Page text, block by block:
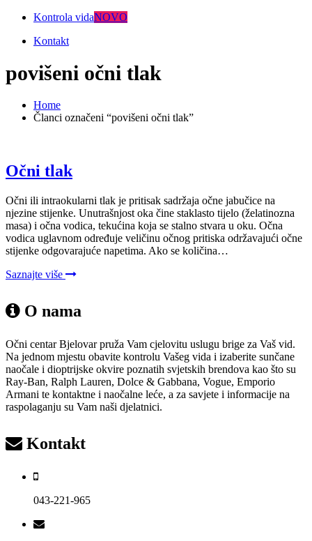
Kontrola vidaNOVO
Kontakt
povišeni očni tlak
Home
Članci označeni “povišeni očni tlak”
Očni tlak
Očni ili intraokularni tlak je pritisak sadržaja očne jabučice na
njezine stijenke. Unutrašnjost oka čine staklasto tijelo (želatinozna
masa) i očna vodica, tekućina koja se stalno stvara u oku. Očna
vodica uglavnom određuje veličinu očnog pritiska održavajući očne
stijenke odgovarajuće napetima. Ako se količina…
Saznajte više
O nama
Očni centar Bjelovar pruža Vam cjelovitu uslugu brige za Vaš vid.
Na jednom mjestu obavite kontrolu Vašeg vida i izaberite sunčane
naočale i dioptrijske okvire poznatih svjetskih brendova kao što su
Ray-Ban, Ralph Lauren, Dolce & Gabbana, Vogue, Emporio
Armani te kontaktne i naočalne leće, a za savjete i informacije na
raspolaganju su Vam naši djelatnici.
Kontakt
043-221-965